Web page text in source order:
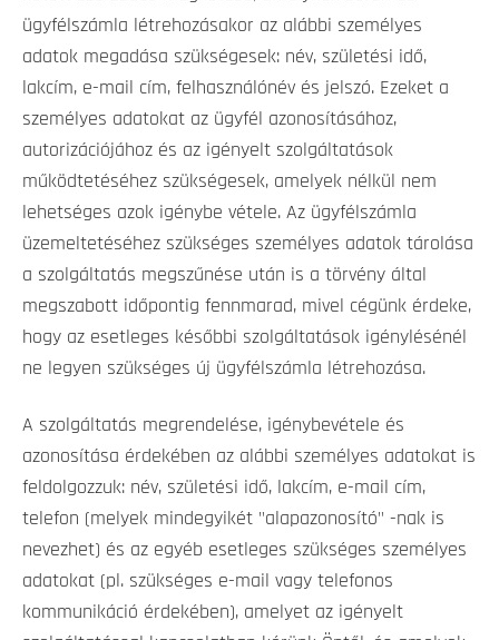
ügyfélszámla létrehozásakor az alábbi személyes
adatok megadása szükségesek: név, születési idő,
lakcím, e-mail cím, felhasználónév és jelszó. Ezeket a
személyes adatokat az ügyfél azonosításához,
autorizációjához és az igényelt szolgáltatások
működtetéséhez szükségesek, amelyek nélkül nem
lehetséges azok igénybe vétele. Az ügyfélszámla
üzemeltetéséhez szükséges személyes adatok tárolása
a szolgáltatás megszűnése után is a törvény által
megszabott időpontig fennmarad, mivel cégünk érdeke,
hogy az esetleges későbbi szolgáltatások igénylésénél
ne legyen szükséges új ügyfélszámla létrehozása.
A szolgáltatás megrendelése, igénybevétele és
azonosítása érdekében az alábbi személyes adatokat is
feldolgozzuk: név, születési idő, lakcím, e-mail cím,
telefon (melyek mindegyikét "alapazonosító" -nak is
nevezhet) és az egyéb esetleges szükséges személyes
adatokat (pl. szükséges e-mail vagy telefonos
kommunikáció érdekében), amelyet az igényelt